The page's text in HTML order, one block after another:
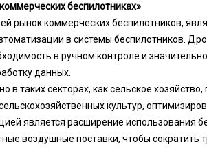
беспилотниках»
рынок коммерческих беспилотников,
в системы беспилотников.
в ручном контроле и
данных.
в таких секторах, как сельское
культур,
является расширение использования
воздушные поставки, чтобы сократить